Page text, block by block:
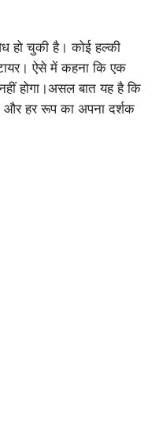
हो चुकी है। कोई हल्की
ऐसे में कहना कि एक
होगा।असल बात यह है कि
हर रूप का अपना दर्शक